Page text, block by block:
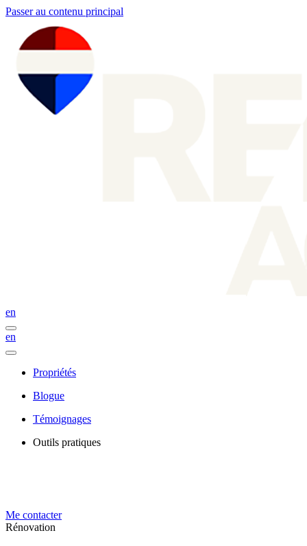
Passer au contenu principal
en
en
Propriétés
Blogue
Témoignages
Outils pratiques
Me contacter
Rénovation